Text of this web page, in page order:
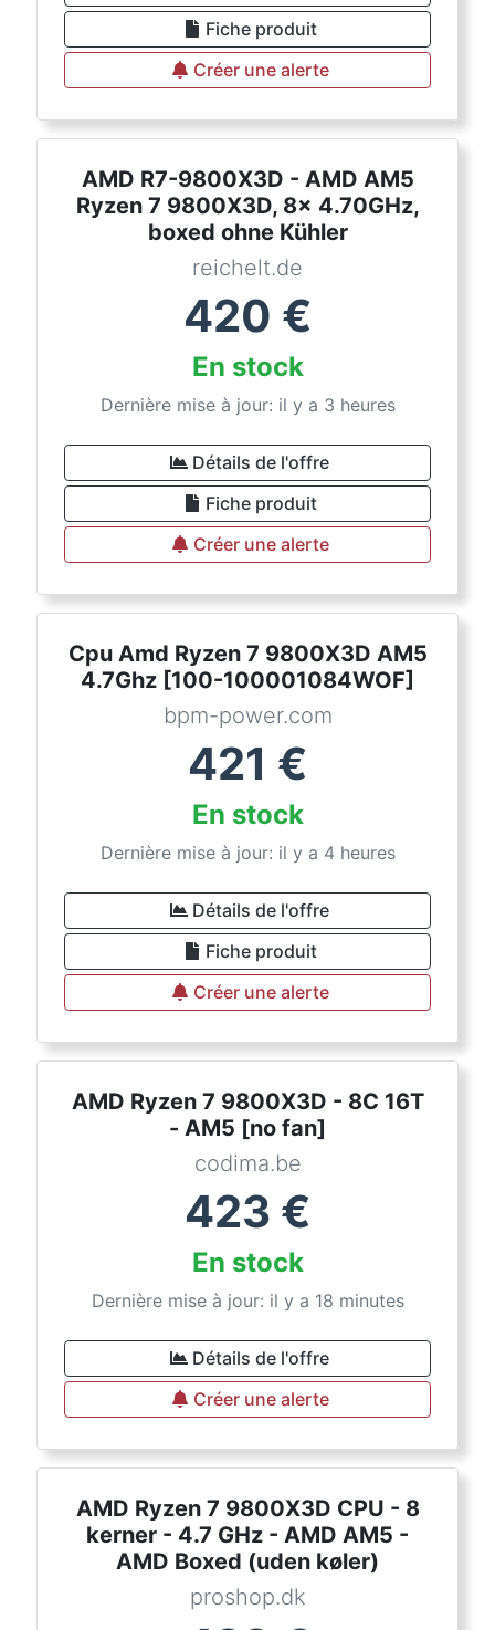
Fiche produit
Créer une alerte
AMD R7-9800X3D - AMD AM5
Ryzen 7 9800X3D, 8x 4.70GHz,
boxed ohne Kühler
reichelt.de
420 €
En stock
Dernière mise à jour: il y a 3 heures
Détails de l'offre
Fiche produit
Créer une alerte
Cpu Amd Ryzen 7 9800X3D AM5
4.7Ghz [100-100001084WOF]
bpm-power.com
421 €
En stock
Dernière mise à jour: il y a 4 heures
Détails de l'offre
Fiche produit
Créer une alerte
AMD Ryzen 7 9800X3D - 8C 16T
- AM5 [no fan]
codima.be
423 €
En stock
Dernière mise à jour: il y a 18 minutes
Détails de l'offre
Créer une alerte
AMD Ryzen 7 9800X3D CPU - 8
kerner - 4.7 GHz - AMD AM5 -
AMD Boxed (uden køler)
proshop.dk